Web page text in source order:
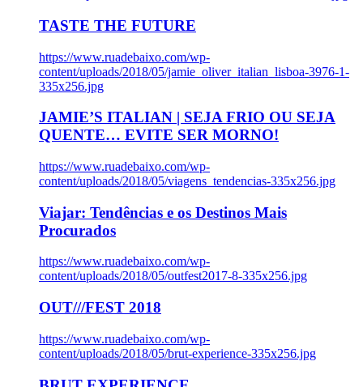
TASTE THE FUTURE
https://www.ruadebaixo.com/wp-
content/uploads/2018/05/jamie_oliver_italian_lisboa-3976-1-
335x256.jpg
JAMIE’S ITALIAN | SEJA FRIO OU SEJA
QUENTE… EVITE SER MORNO!
https://www.ruadebaixo.com/wp-
content/uploads/2018/05/viagens_tendencias-335x256.jpg
Viajar: Tendências e os Destinos Mais
Procurados
https://www.ruadebaixo.com/wp-
content/uploads/2018/05/outfest2017-8-335x256.jpg
OUT///FEST 2018
https://www.ruadebaixo.com/wp-
content/uploads/2018/05/brut-experience-335x256.jpg